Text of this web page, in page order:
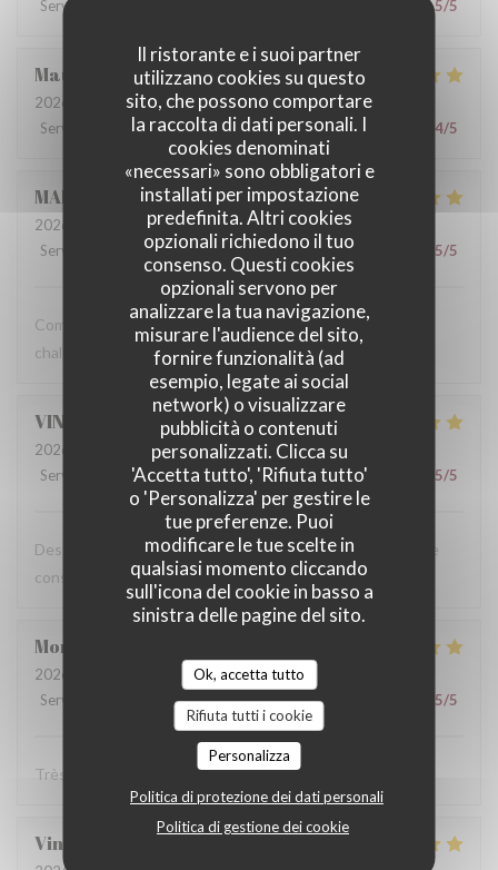
Il ristorante e i suoi partner
utilizzano cookies su questo
sito, che possono comportare
la raccolta di dati personali. I
cookies denominati
«necessari» sono obbligatori e
installati per impostazione
predefinita. Altri cookies
opzionali richiedono il tuo
consenso. Questi cookies
opzionali servono per
analizzare la tua navigazione,
misurare l'audience del sito,
fornire funzionalità (ad
esempio, legate ai social
network) o visualizzare
pubblicità o contenuti
personalizzati. Clicca su
'Accetta tutto', 'Rifiuta tutto'
o 'Personalizza' per gestire le
tue preferenze. Puoi
modificare le tue scelte in
qualsiasi momento cliccando
sull'icona del cookie in basso a
sinistra delle pagine del sito.
Ok, accetta tutto
Rifiuta tutti i cookie
Personalizza
Politica di protezione dei dati personali
Politica di gestione dei cookie
Servizio
:5/5
Maud
2026-07-10
- 12:00 - Ospiti 2
Servizio
Atmosfera:4 /5 Cucina: 4/5 Qualità / Prezzo 4/5
MARIE
2026-07-07
- 12:00 - Ospiti 2
Servizio
Atmosfera: 5 /5 Cucina:5/5 Qualità / Prezzo 5/5
Comme toujours, une cuisine délicieuse et un accueil très
chaleureux !
VINCENT
2026-07-07
- 12:30 - Ospiti 8
Servizio
Atmosfera :5/5 Cucina:5/5 Qualità / Prezzo 5/5
Des plats excellents et un service au top ! On ne peut que
conseiller ce Maitre Restaurateur.
Morgane
2026-06-30
- 12:00 - Ospiti 9
Servizio
Atmosfera:5/5 Cucina:5/5 Qualità / Prezzo 5/5
Très bonne cuisine ! Un régal et service au top.
Vincent